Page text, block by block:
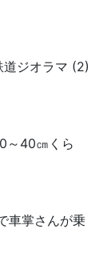
道ジオラマ (2)
～40㎝くら
車掌さんが乗